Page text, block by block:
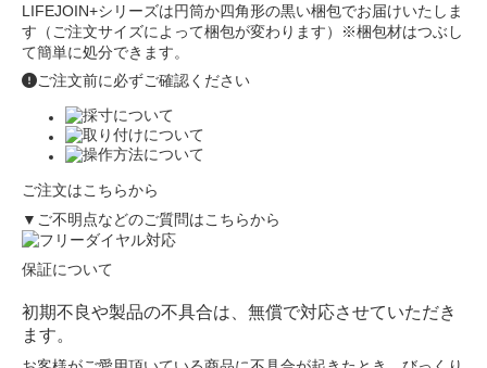
LIFEJOIN+シリーズは円筒か四角形の黒い梱包でお届けいたしま
す（ご注文サイズによって梱包が変わります）※梱包材はつぶし
て簡単に処分できます。
ご注文前に必ずご確認ください
ご注文はこちらから
▼ご不明点などのご質問はこちらから
保証について
初期不良や製品の不具合は、無償で対応させていただき
ます。